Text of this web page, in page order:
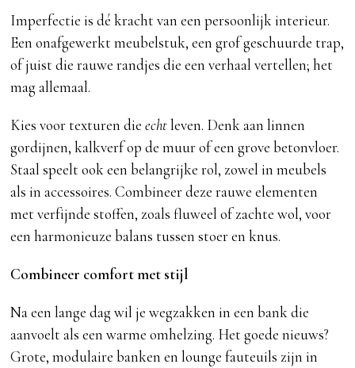
Imperfectie is dé kracht van een persoonlijk interieur.
Een onafgewerkt meubelstuk, een grof geschuurde trap,
of juist die rauwe randjes die een verhaal vertellen; het
mag allemaal.
Kies voor texturen dieechtleven. Denk aan linnen
gordijnen, kalkverf op de muur of een grove betonvloer.
Staal speelt ook een belangrijke rol, zowel in meubels
als in accessoires. Combineer deze rauwe elementen
met verfijnde stoffen, zoals fluweel of zachte wol, voor
een harmonieuze balans tussen stoer en knus.
Combineer comfort met stijl
Na een lange dag wil je wegzakken in een bank die
aanvoelt als een warme omhelzing. Het goede nieuws?
Grote, modulaire banken en lounge fauteuils zijn in